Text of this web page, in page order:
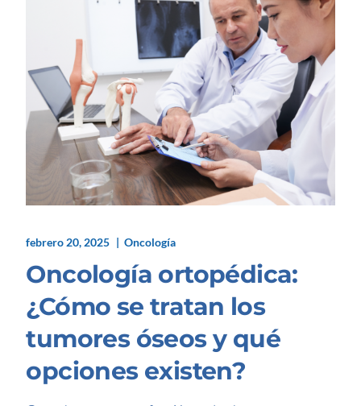
febrero 20, 2025 Oncología
Oncología ortopédica:
¿Cómo se tratan los
tumores óseos y qué
opciones existen?